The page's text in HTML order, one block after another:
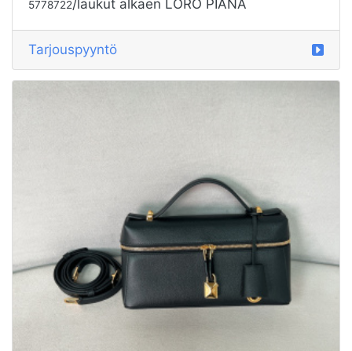
5778722/laukut alkaen LORO PIANA
Tarjouspyyntö